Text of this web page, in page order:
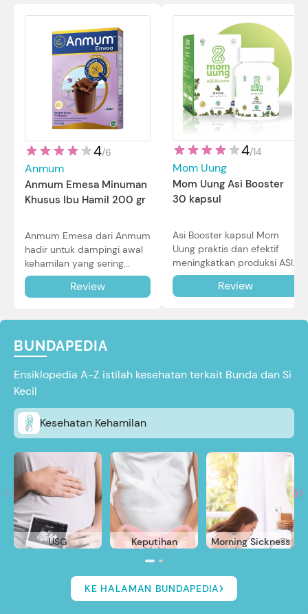
4/6
Anmum
Anmum Emesa Minuman
Khusus Ibu Hamil 200 gr
Anmum Emesa dari Anmum
hadir untuk dampingi awal
kehamilan yang sering
diiringi dengan mual dan
muntah. Simak reviewnya di
Review
4/14
Mom Uung
Mom Uung Asi Booster
30 kapsul
Asi Booster kapsul Mom
Uung praktis dan efektif
meningkatkan produksi ASI
Bunda untuk Si Kecil. Simak
review lengkapnya di sini.
Review
BUNDAPEDIA
Ensiklopedia A-Z istilah kesehatan terkait Bunda dan Si
Kecil
Kesehatan Kehamilan
USG Keputihan Morning Sickness
KE HALAMAN BUNDAPEDIA